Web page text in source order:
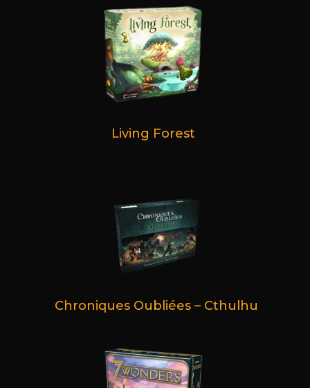
Living Forest
Chroniques Oubliées – Cthulhu